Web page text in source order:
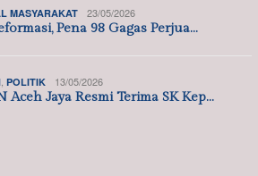
MASYARAKAT 23/05/2026
Pena 98 Gagas Perjua…
POLITIK 13/05/2026
Aceh Jaya Resmi Terima SK Kep…